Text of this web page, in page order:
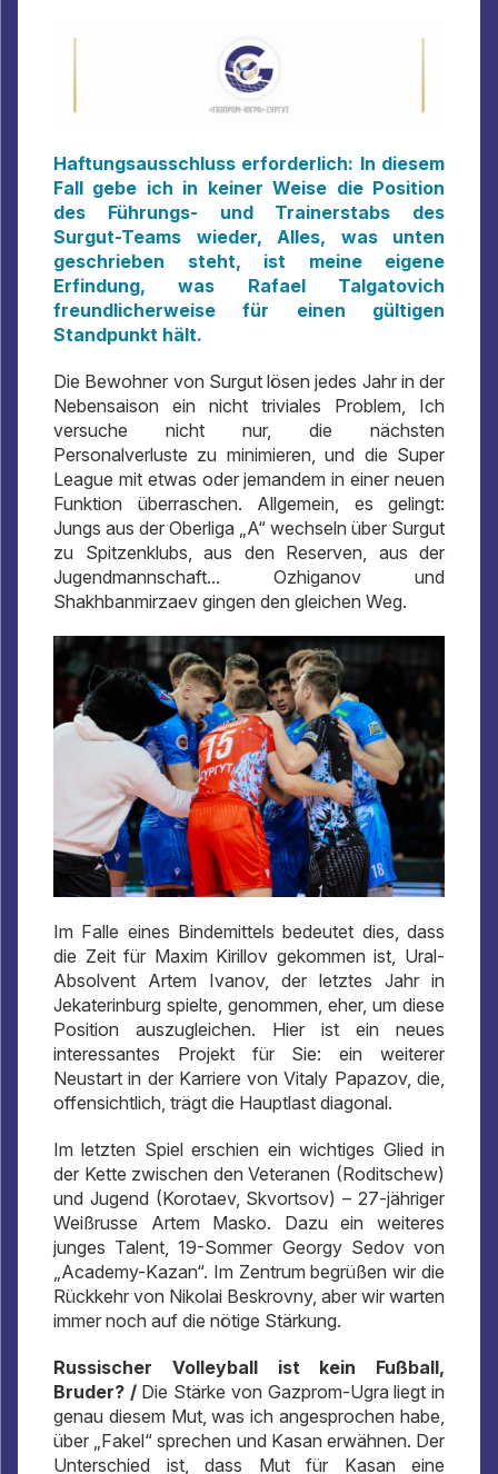
Haftungsausschluss erforderlich: In diesem
Fall gebe ich in keiner Weise die Position
des Führungs- und Trainerstabs des
Surgut-Teams wieder, Alles, was unten
geschrieben steht, ist meine eigene
Erfindung, was Rafael Talgatovich
freundlicherweise für einen gültigen
Standpunkt hält.
Die Bewohner von Surgut lösen jedes Jahr in der
Nebensaison ein nicht triviales Problem, Ich
versuche nicht nur, die nächsten
Personalverluste zu minimieren, und die Super
League mit etwas oder jemandem in einer neuen
Funktion überraschen. Allgemein, es gelingt:
Jungs aus der Oberliga „A“ wechseln über Surgut
zu Spitzenklubs, aus den Reserven, aus der
Jugendmannschaft... Ozhiganov und
Shakhbanmirzaev gingen den gleichen Weg.
Im Falle eines Bindemittels bedeutet dies, dass
die Zeit für Maxim Kirillov gekommen ist, Ural-
Absolvent Artem Ivanov, der letztes Jahr in
Jekaterinburg spielte, genommen, eher, um diese
Position auszugleichen. Hier ist ein neues
interessantes Projekt für Sie: ein weiterer
Neustart in der Karriere von Vitaly Papazov, die,
offensichtlich, trägt die Hauptlast diagonal.
Im letzten Spiel erschien ein wichtiges Glied in
der Kette zwischen den Veteranen (Roditschew)
und Jugend (Korotaev, Skvortsov) – 27-jähriger
Weißrusse Artem Masko. Dazu ein weiteres
junges Talent, 19-Sommer Georgy Sedov von
„Academy-Kazan“. Im Zentrum begrüßen wir die
Rückkehr von Nikolai Beskrovny, aber wir warten
immer noch auf die nötige Stärkung.
Russischer Volleyball ist kein Fußball,
Bruder? /Die Stärke von Gazprom-Ugra liegt in
genau diesem Mut, was ich angesprochen habe,
über „Fakel“ sprechen und Kasan erwähnen. Der
Unterschied ist, dass Mut für Kasan eine